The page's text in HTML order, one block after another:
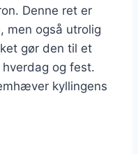
Denne ret er
men også utrolig
gør den til et
og fest.
kyllingens